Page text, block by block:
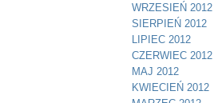
WRZESIEŃ 2012
SIERPIEŃ 2012
LIPIEC 2012
CZERWIEC 2012
MAJ 2012
KWIECIEŃ 2012